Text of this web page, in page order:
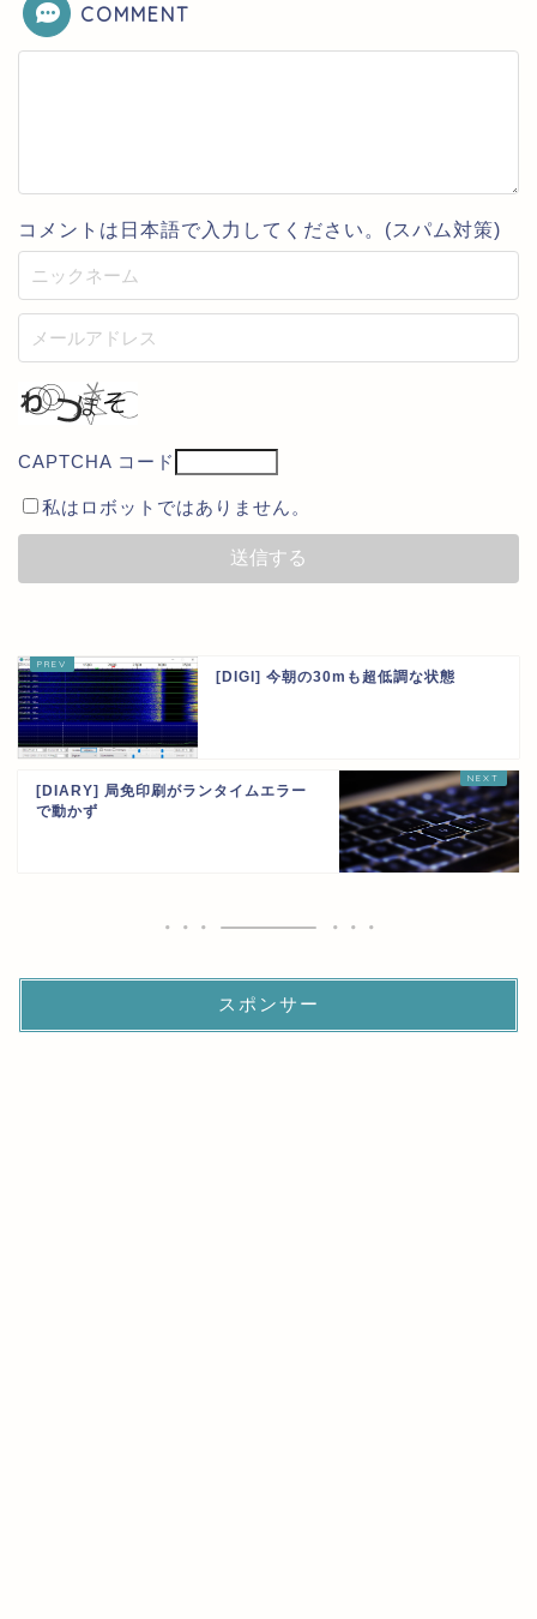
COMMENT
コメントは日本語で入力してください。(スパム対策)
CAPTCHA コード
私はロボットではありません。
[DIGI] 今朝の30mも超低調な状態
[DIARY] 局免印刷がランタイムエラー
で動かず
スポンサー